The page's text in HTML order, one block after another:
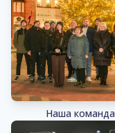
Наша команда